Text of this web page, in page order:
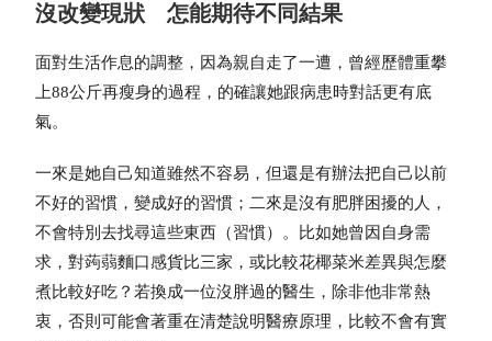
沒改變現狀 怎能期待不同結果
面對生活作息的調整，因為親自走了一遭，曾經歷體重攀
上88公斤再瘦身的過程，的確讓她跟病患時對話更有底
氣。
一來是她自己知道雖然不容易，但還是有辦法把自己以前
不好的習慣，變成好的習慣；二來是沒有肥胖困擾的人，
不會特別去找尋這些東西（習慣）。比如她曾因自身需
求，對蒟蒻麵口感貨比三家，或比較花椰菜米差異與怎麼
煮比較好吃？若換成一位沒胖過的醫生，除非他非常熱
衷，否則可能會著重在清楚說明醫療原理，比較不會有實